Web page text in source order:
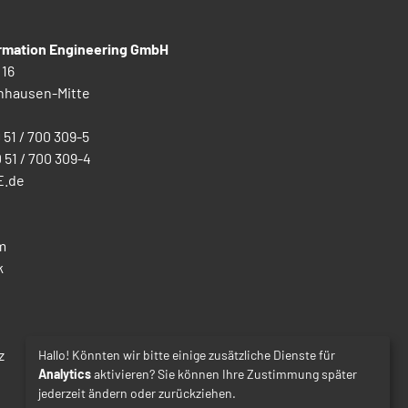
Engineering GmbH
Mitte
51 / 700 309-5
51 / 700 309-4
Hallo! Könnten wir bitte einige zusätzliche Dienste für
Analyticsaktivieren? Sie können Ihre Zustimmung später
jederzeit ändern oder zurückziehen.